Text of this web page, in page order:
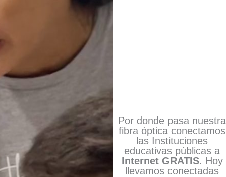
Por donde pasa nuestra
fibra óptica conectamos
las Instituciones
educativas públicas a
Internet GRATIS. Hoy
llevamos conectadas